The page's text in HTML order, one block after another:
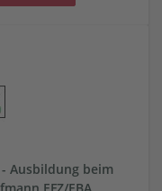
- Ausbildung beim
EFZ/EBA